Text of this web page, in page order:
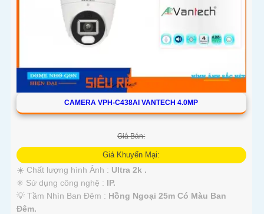
CAMERA VPH-C438AI VANTECH 4.0MP
Giá Bán:
Giá Khuyến Mại:
☀️ Chất lượng hình Ảnh : Ultra 2k .
✳️ Sử dụng công nghệ : IP.
💡 Tầm Nhìn Ban Đêm : Hồng Ngoại 25m Có Màu Ban
Ðêm.